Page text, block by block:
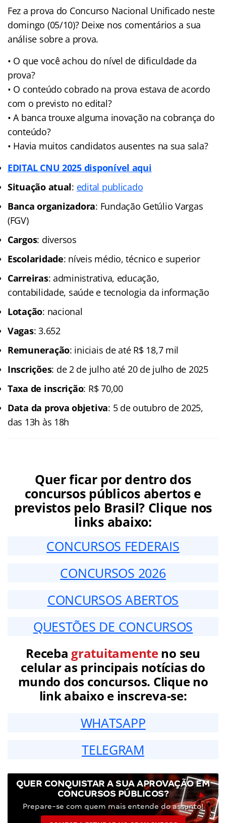
Fez a prova do Concurso Nacional Unificado neste
domingo (05/10)? Deixe nos comentários a sua
análise sobre a prova.
• O que você achou do nível de dificuldade da
prova?
• O conteúdo cobrado na prova estava de acordo
com o previsto no edital?
• A banca trouxe alguma inovação na cobrança do
conteúdo?
• Havia muitos candidatos ausentes na sua sala?
EDITAL CNU 2025 disponível aqui
Situação atual: edital publicado
Banca organizadora: Fundação Getúlio Vargas
(FGV)
Cargos: diversos
Escolaridade: níveis médio, técnico e superior
Carreiras: administrativa, educação,
contabilidade, saúde e tecnologia da informação
Lotação: nacional
Vagas: 3.652
Remuneração: iniciais de até R$ 18,7 mil
Inscrições: de 2 de julho até 20 de julho de 2025
Taxa de inscrição: R$ 70,00
Data da prova objetiva: 5 de outubro de 2025,
das 13h às 18h
Quer ficar por dentro dos
concursos públicos abertos e
previstos pelo Brasil? Clique nos
links abaixo:
CONCURSOS FEDERAIS
CONCURSOS 2026
CONCURSOS ABERTOS
QUESTÕES DE CONCURSOS
Receba gratuitamenteno seu
celular as principais notícias do
mundo dos concursos. Clique no
link abaixo e inscreva-se:
WHATSAPP
TELEGRAM
QUER CONQUISTAR A SUA APROVAÇÃO EM
CONCURSOS PÚBLICOS?
Prepare-se com quem mais entende do assunto!